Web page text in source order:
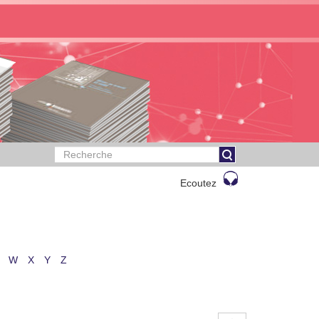
Ecoutez
W X Y Z